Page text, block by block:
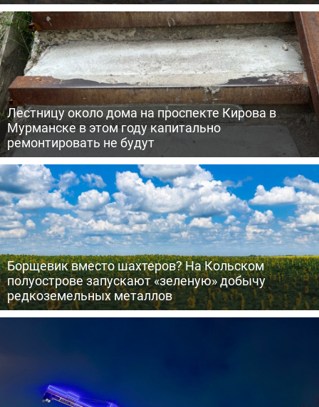
Лестницу около дома на проспекте Кирова в
Мурманске в этом году капитально
ремонтировать не будут
Борщевик вместо шахтеров? На Кольском
полуострове запускают «зеленую» добычу
редкоземельных металлов